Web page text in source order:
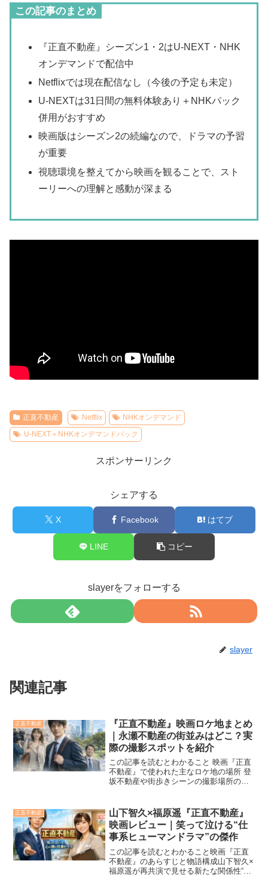
この記事のまとめ
『正直不動産』シーズン1・2はU-NEXT・NHK
オンデマンドで配信中
Netflixでは現在配信なし（今後の予定も未定）
U-NEXTは31日間の無料体験あり＋NHKパック
併用がおすすめ
映画版はシーズン2の続編なので、ドラマの予習
が重要
視聴環境を整えてから映画を観ることで、スト
ーリーへの理解と感動が深まる
正直不動産 Netflix
NHKオンデマンド
U-NEXT＋NHKオンデマンドパック
スポンサーリンク
シェアする
X Facebook はてブ
LINE コピー
slayerをフォローする
slayer
関連記事
正直不動産
『正直不動産』映画ロケ地まとめ
｜永瀬不動産の街並みはどこ？実
際の撮影スポットを紹介
この記事を読むとわかること 映画『正直
不動産』で使われた主なロケ地の場所 登
坂不動産や街歩きシーンの撮影場所の詳
近郊でアクセスしやすいおすすめ巡礼ル
ート202...
正直不動産
山下智久×福原遥『正直不動産』
映画レビュー｜笑って泣ける“仕
事系ヒューマンドラマ”の傑作
この記事を読むとわかること映画『正直
不動産』のあらすじと物語構成山下智久×
福原遥が再共演で見せる新たな関係性“正